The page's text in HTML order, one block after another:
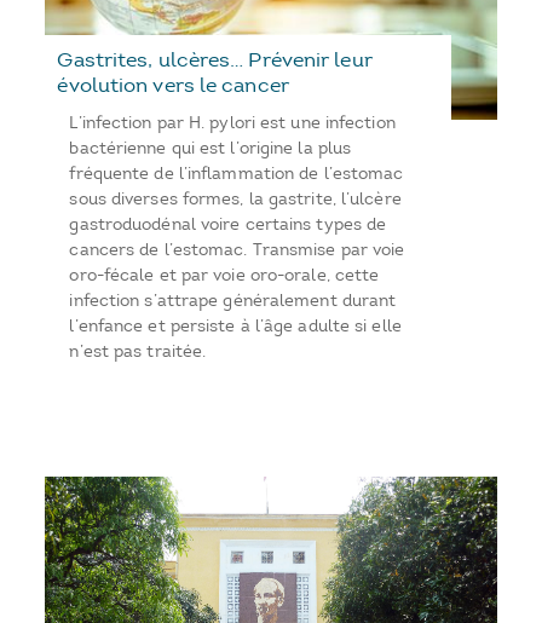
Gastrites, ulcères… Prévenir leur
évolution vers le cancer
L’infection par H. pylori est une infection
bactérienne qui est l’origine la plus
fréquente de l’inflammation de l’estomac
sous diverses formes, la gastrite, l’ulcère
gastroduodénal voire certains types de
cancers de l’estomac. Transmise par voie
oro-fécale et par voie oro-orale, cette
infection s’attrape généralement durant
l’enfance et persiste à l’âge adulte si elle
n’est pas traitée.